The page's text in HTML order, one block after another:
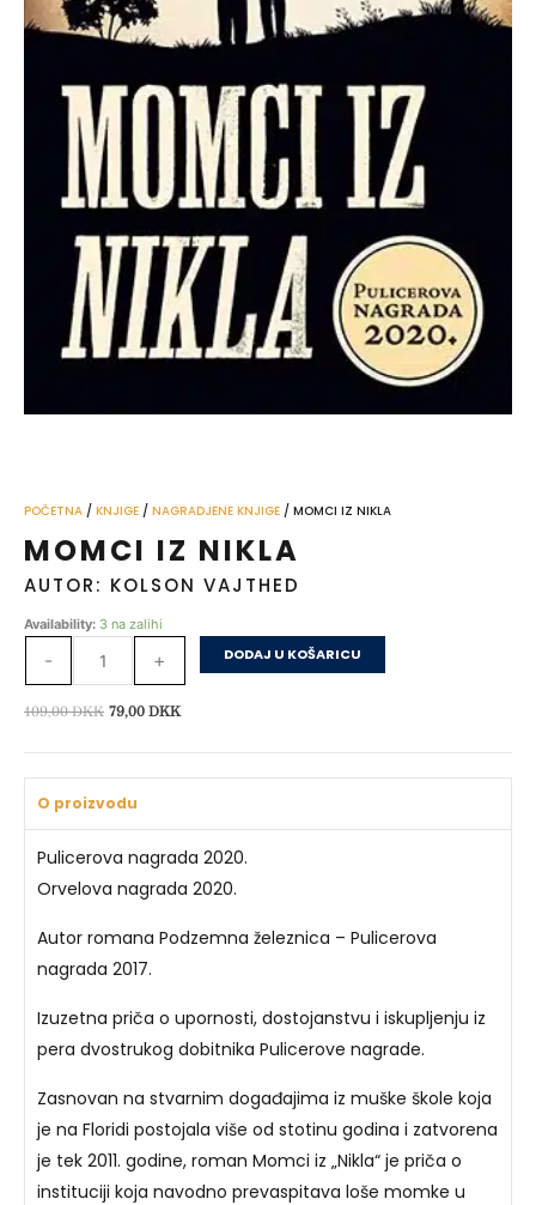
POČETNA / KNJIGE / NAGRADJENE KNJIGE / MOMCI IZ NIKLA
MOMCI IZ NIKLA
AUTOR: KOLSON VAJTHED
Availability: 3 na zalihi
-
Momci
+ DODAJ U KOŠARICU
109,00DKK Izvorna
79,00 DKKTrenutna
O proizvodu
Pulicerova nagrada 2020.
Orvelova nagrada 2020.
Autor romana Podzemna železnica – Pulicerova
nagrada 2017.
Izuzetna priča o upornosti, dostojanstvu i iskupljenju iz
pera dvostrukog dobitnika Pulicerove nagrade.
Zasnovan na stvarnim događajima iz muške škole koja
je na Floridi postojala više od stotinu godina i zatvorena
je tek 2011. godine, roman Momci iz „Nikla“ je priča o
instituciji koja navodno prevaspitava loše momke u